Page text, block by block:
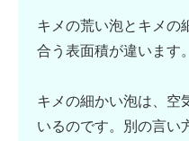
キメの荒い泡とキメの
合う表面積が違います。
キメの細かい泡は、空
いるのです。別の言い